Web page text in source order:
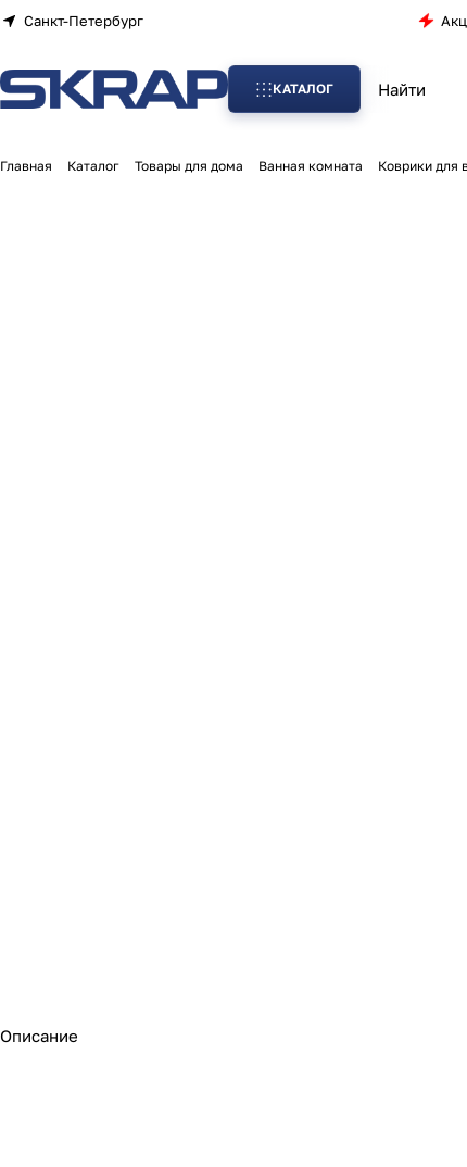
Санкт-Петербург
КАТАЛОГ
Главная Каталог Товары для дома Ванная комната Коврики для
Описание